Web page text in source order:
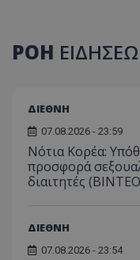
ΡΟΗ
ΔΙΕΘΝΗ
07.08.2026 - 23:59
Νότια Κορέα:
προσφορά
διαιτητές
ΔΙΕΘΝΗ
07.08.2026 - 23:54